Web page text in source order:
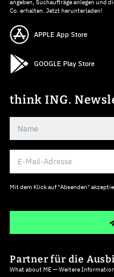
angeben, Suchaufträge anlegen und
Co. erhalten. Jetzt herunterladen!
APPLE App Store
GOOGLE Play Store
think ING.
Mit dem Klick auf "Absenden"
Partner für die
What about ME — Weitere